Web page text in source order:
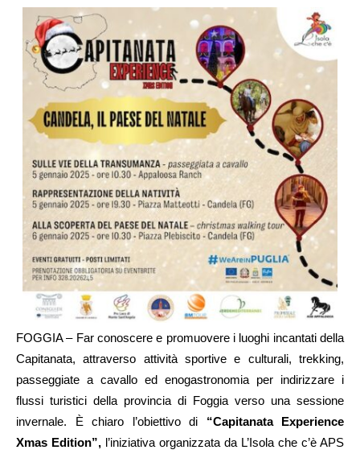
FOGGIA – Far conoscere e promuovere i luoghi incantati della
Capitanata, attraverso attività sportive e culturali, trekking,
passeggiate a cavallo ed enogastronomia per indirizzare i
flussi turistici della provincia di Foggia verso una sessione
invernale. È chiaro l’obiettivo di “Capitanata Experience
Xmas Edition”, l’iniziativa organizzata da L’Isola che c’è APS